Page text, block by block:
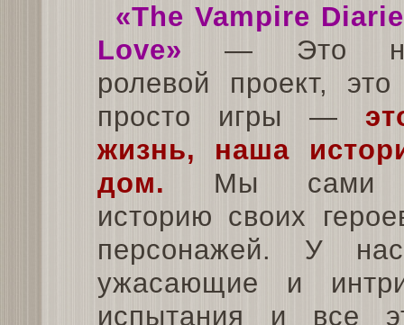
«The Vampire
Love» — Это
ролевой проект,
просто игры —
жизнь, наша
дом. Мы сами
историю своих
персонажей. У
ужасающие и
испытания и все